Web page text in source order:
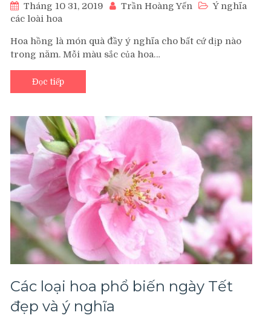
Tháng 10 31, 2019 Trần Hoàng Yến
Ý nghĩa
các loài hoa
Hoa hồng là món quà đầy ý nghĩa cho bất cứ dịp nào
trong năm. Mỗi màu sắc của hoa…
Đọc tiếp
Các loại hoa phổ biến ngày Tết
đẹp và ý nghĩa